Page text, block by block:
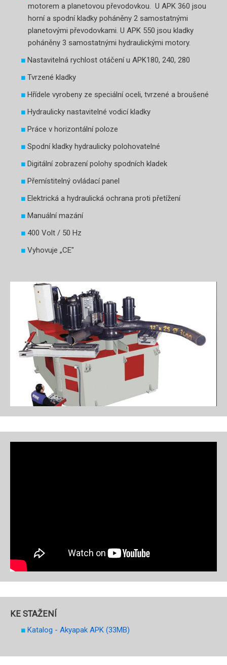
motorem a planetovou převodovkou. U APK 360 jsou
horní a spodní kladky poháněny 2 samostatnými
planetovými převodovkami. U APK 550 jsou kladky
poháněny 3 samostatnými hydraulickými motory.
Nastavitelná rychlost otáčení u APK180, 240, 280
Tvrzené kladky
Hřídele vyrobeny ze speciální oceli, tvrzené a broušené
Hydraulicky nastavitelné vodicí kladky
Práce v horizontální poloze
Spodní kladky hydraulicky polohovatelné
Digitální zobrazení polohy spodních kladek
Přemístitelný ovládací panel
Elektrická a hydraulická ochrana proti přetížení
Manuální mazání
400 Volt / 50 Hz
Vyhovuje „CE"
KE STAŽENÍ
Katalog - Akyapak APK (33MB)